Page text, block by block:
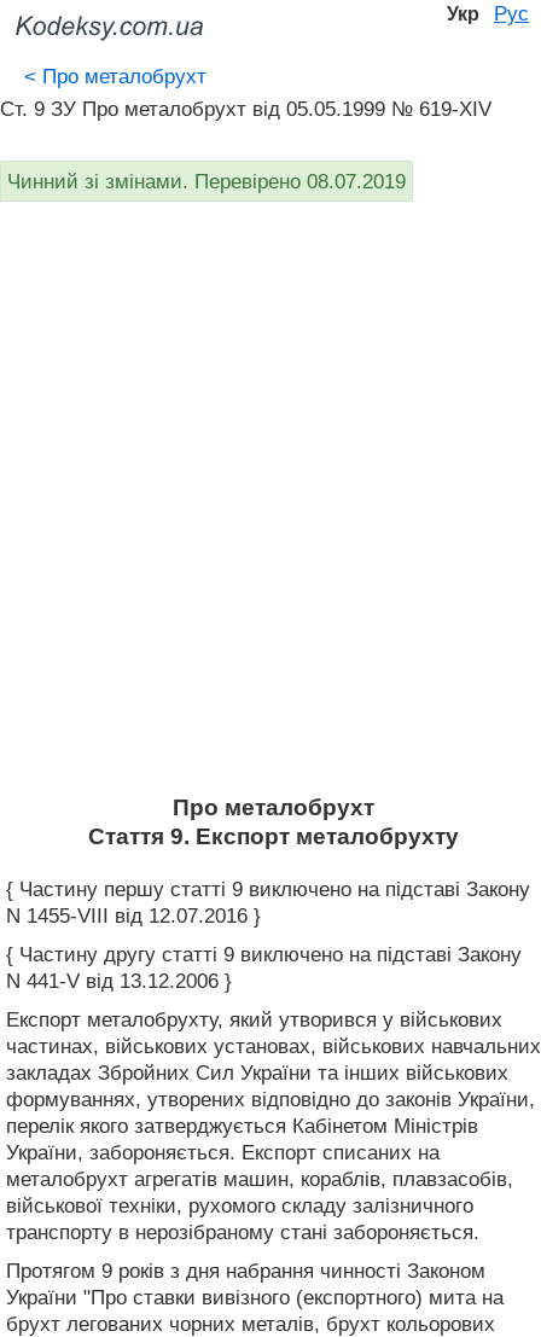
Укр Рус
< Про металобрухт
Ст. 9 ЗУ Про металобрухт від 05.05.1999 № 619-XIV
Чинний зі змінами. Перевірено 08.07.2019
Про металобрухт
Стаття 9. Експорт металобрухту
{ Частину першу статті 9 виключено на підставі Закону
N 1455-VIII від 12.07.2016 }
{ Частину другу статті 9 виключено на підставі Закону
N 441-V від 13.12.2006 }
Експорт металобрухту, який утворився у військових
частинах, військових установах, військових навчальних
закладах Збройних Сил України та інших військових
формуваннях, утворених відповідно до законів України,
перелік якого затверджується Кабінетом Міністрів
України, забороняється. Експорт списаних на
металобрухт агрегатів машин, кораблів, плавзасобів,
військової техніки, рухомого складу залізничного
транспорту в нерозібраному стані забороняється.
Протягом 9 років з дня набрання чинності Законом
України "Про ставки вивізного (експортного) мита на
брухт легованих чорних металів, брухт кольорових